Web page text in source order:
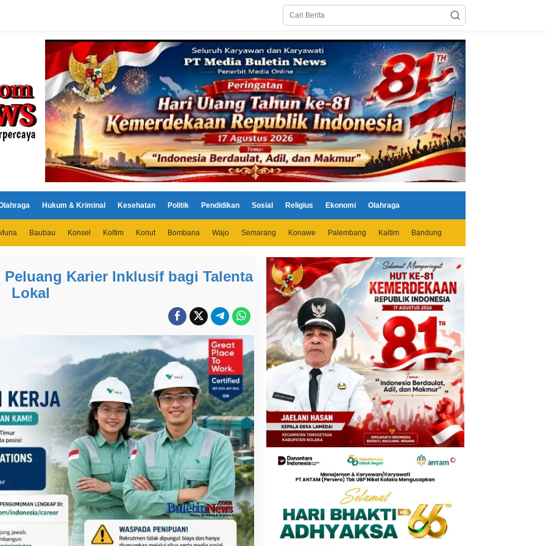
Hukum & Kriminal Kesehatan Politik Pendidikan Sosial Religius Ekonomi Olahraga
Baubau Konsel Koltim Konut Bombana Wajo Semarang Konawe Palembang Kaltim Bandung
Karier Inklusif bagi Talenta
Lokal